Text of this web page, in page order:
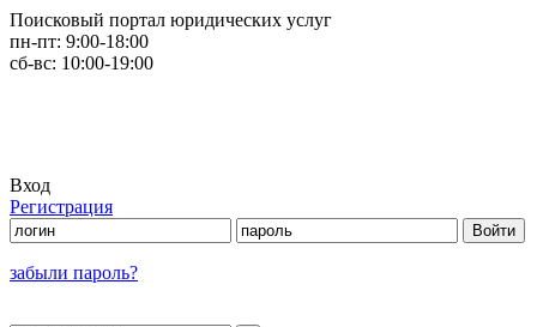
Поисковый портал юридических услуг
пн-пт: 9:00-18:00
сб-вс: 10:00-19:00
Вход
Регистрация
забыли пароль?